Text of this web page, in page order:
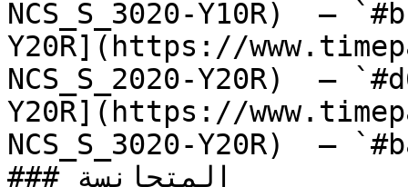
NCS_S_3020-Y10R)  —
Y20R](https://
NCS_S_2020-Y20R)  —
Y20R](https://
NCS_S_3020-Y20R)  —
### المتجانسة